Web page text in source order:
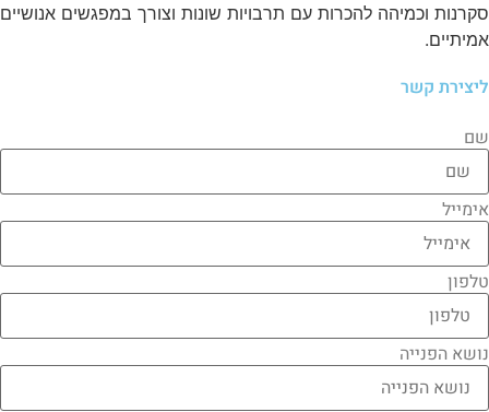
סקרנות וכמיהה להכרות עם תרבויות שונות וצורך במפגשים אנושיים
אמיתיים.
ליצירת קשר
שם
אימייל
טלפון
נושא הפנייה